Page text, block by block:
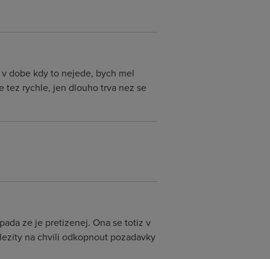
dobe kdy to nejede, bych mel
tez rychle, jen dlouho trva nez se
ze je pretizenej. Ona se totiz v
na chvili odkopnout pozadavky